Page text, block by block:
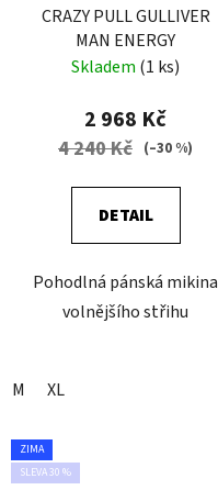
CRAZY PULL GULLIVER
MAN ENERGY
Skladem (1 ks)
2 968 Kč
4 240 Kč (–30 %)
DETAIL
Pohodlná pánská mikina
volnějšího střihu
M XL
ZIMA
SLEVA 30 %